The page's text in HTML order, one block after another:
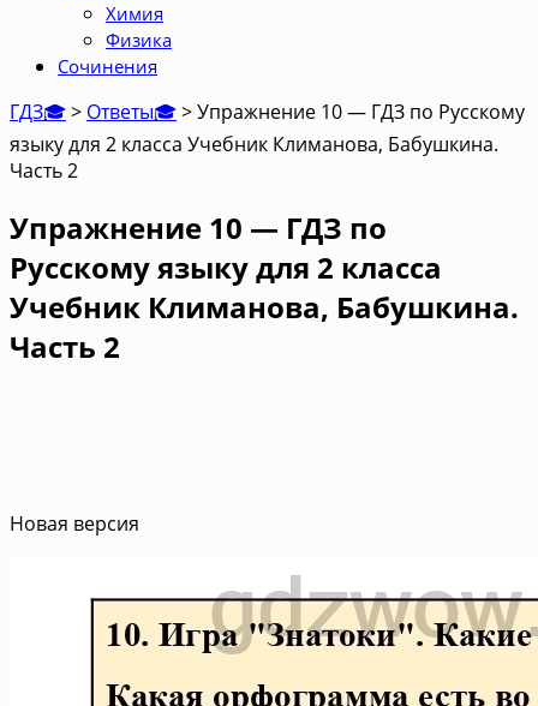
Химия
Физика
Сочинения
ГДЗ🎓> Ответы🎓>Упражнение 10 — ГДЗ по Русскому
языку для 2 класса Учебник Климанова, Бабушкина.
Часть 2
Упражнение 10 — ГДЗ по
Русскому языку для 2 класса
Учебник Климанова, Бабушкина.
Часть 2
Новая версия